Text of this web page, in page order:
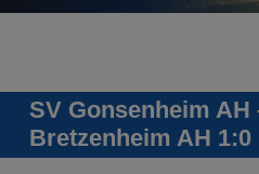
SV Gonsenheim AH
Bretzenheim AH 1:0